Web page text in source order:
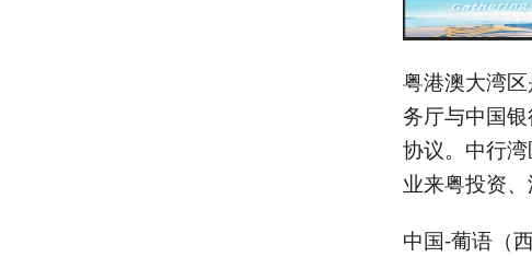
粤港澳大湾
务厅与中国
协议。中行
业来粤投资
中国-葡语（